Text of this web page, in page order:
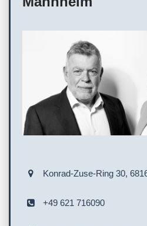
Konrad-Zuse-Ring 30,
+49 621 716090